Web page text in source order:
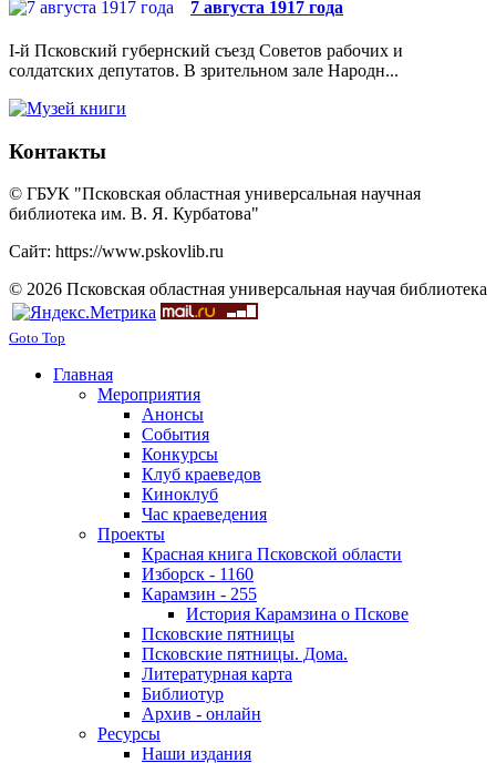
7 августа 1917 года
I-й Псковский губернский съезд Советов рабочих и
солдатских депутатов. В зрительном зале Народн...
Контакты
© ГБУК "Псковская областная универсальная научная
библиотека им. В. Я. Курбатова"
Сайт: https://www.pskovlib.ru
© 2026 Псковская областная универсальная научая библиотека
Goto Top
Главная
Мероприятия
Анонсы
События
Конкурсы
Клуб краеведов
Киноклуб
Час краеведения
Проекты
Красная книга Псковской области
Изборск - 1160
Карамзин - 255
История Карамзина о Пскове
Псковские пятницы
Псковские пятницы. Дома.
Литературная карта
Библиотур
Архив - онлайн
Ресурсы
Наши издания